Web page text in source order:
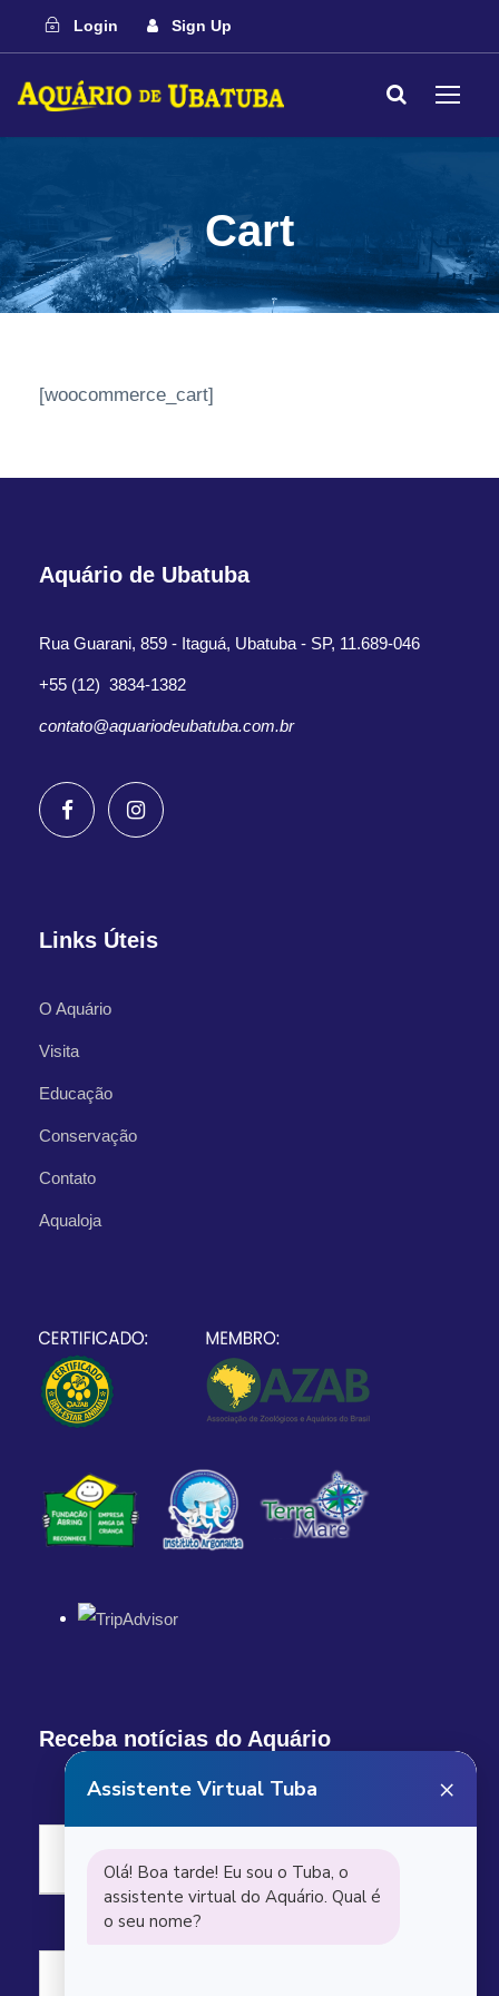
Login Sign Up
Cart
[woocommerce_cart]
Aquário de Ubatuba
Rua Guarani, 859 - Itaguá, Ubatuba - SP, 11.689-046
+55 (12) 3834-1382
contato@aquariodeubatuba.com.br
Links Úteis
O Aquário
Visita
Educação
Conservação
Contato
Aqualoja
Receba notícias do Aquário